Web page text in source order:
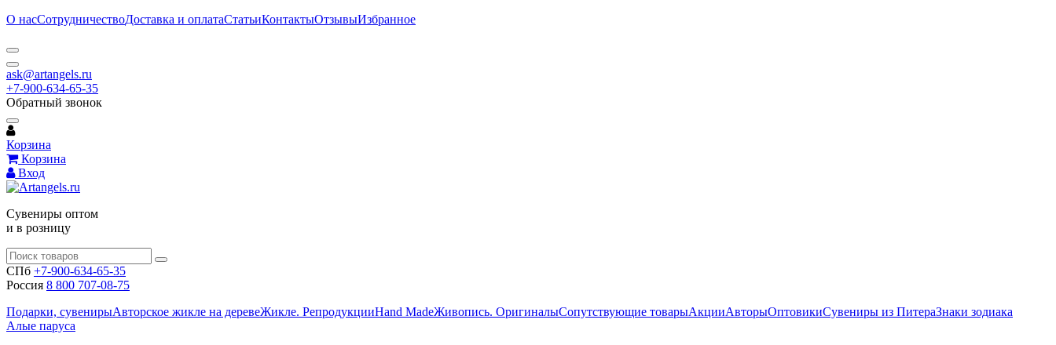
О насСотрудничествоДоставка и оплатаСтатьиКонтактыОтзывыИзбранное
ask@artangels.ru
+7-900-634-65-35
Обратный звонок
Корзина
Корзина
Вход
Сувениры оптом
и в розницу
СПб +7-900-634-65-35
Россия 8 800 707-08-75
Подарки, сувенирыАвторское жикле на деревеЖикле. РепродукцииHand MadeЖивопись. ОригиналыСопутствующие товарыАкцииАвторыОптовикиСувениры из ПитераЗнаки зодиака
Алые паруса